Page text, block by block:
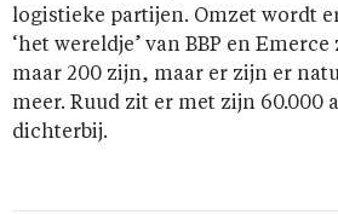
logistieke partijen. Omzet wordt
‘het wereldje’ van BBP en
maar 200 zijn, maar er zijn er
meer. Ruud zit er met zijn 60.000
dichterbij.